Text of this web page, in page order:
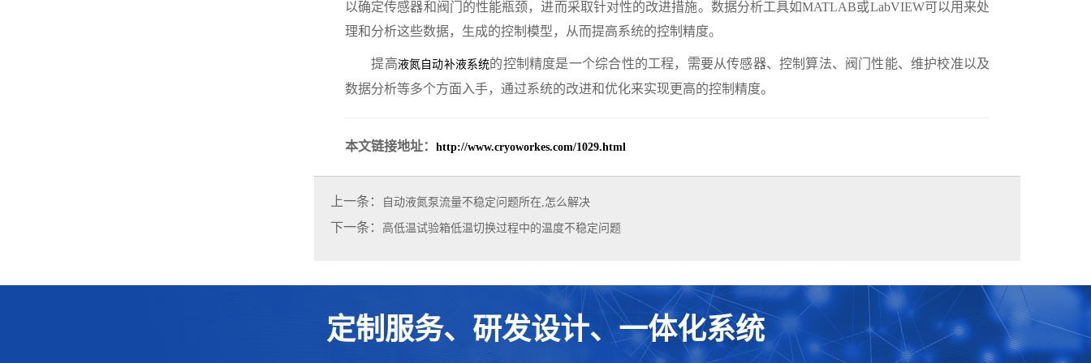
以确定传感器和阀门的性能瓶颈，进而采取针对性的改进措施。数据分析工具如MATLAB或LabVIEW可以用来处
理和分析这些数据，生成的控制模型，从而提高系统的控制精度。
提高液氮自动补液系统的控制精度是一个综合性的工程，需要从传感器、控制算法、阀门性能、维护校准以及
数据分析等多个方面入手，通过系统的改进和优化来实现更高的控制精度。
本文链接地址： http://www.cryoworkes.com/1029.html
上一条： 自动液氮泵流量不稳定问题所在,怎么解决
下一条： 高低温试验箱低温切换过程中的温度不稳定问题
定制服务、研发设计、一体化系统